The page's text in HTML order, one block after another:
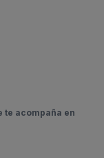
te acompaña en